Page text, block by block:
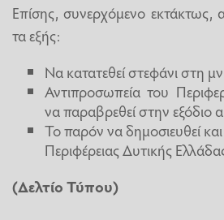
Επίσης, συνερχόμενο
τα εξής:
Να κατατεθεί στεφάνι στη
Αντιπροσωπεία του
να παραβρεθεί στην εξόδιο
Το παρόν να δημοσιευθεί
Περιφέρειας Δυτικής
(Δελτίο Τύπου)